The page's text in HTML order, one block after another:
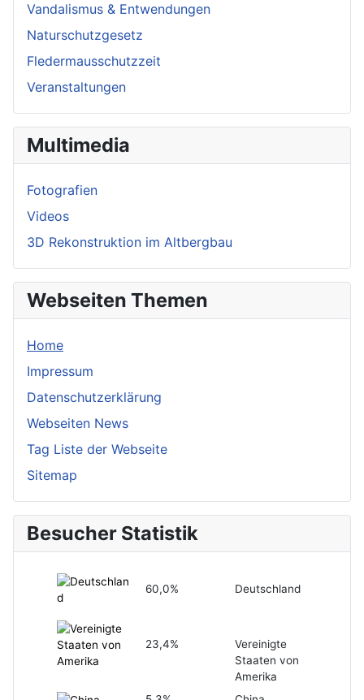
Vandalismus & Entwendungen
Naturschutzgesetz
Fledermausschutzzeit
Veranstaltungen
Multimedia
Fotografien
Videos
3D Rekonstruktion im Altbergbau
Webseiten Themen
Home
Impressum
Datenschutzerklärung
Webseiten News
Tag Liste der Webseite
Sitemap
Besucher Statistik
60,0% Deutschland
23,4%
Vereinigte
Staaten von
Amerika